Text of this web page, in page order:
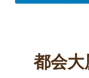
都会大